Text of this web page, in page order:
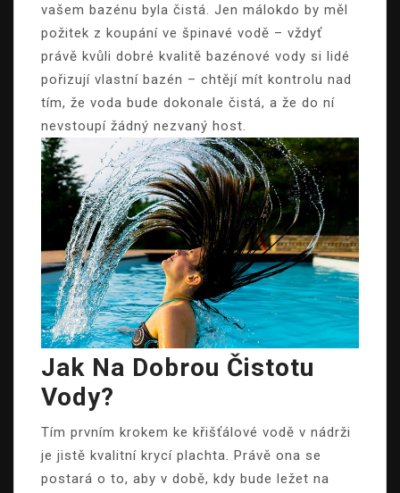
vašem bazénu byla čistá. Jen málokdo by měl
požitek z koupání ve špinavé vodě – vždyť
právě kvůli dobré kvalitě bazénové vody si lidé
pořizují vlastní bazén – chtějí mít kontrolu nad
tím, že voda bude dokonale čistá, a že do ní
nevstoupí žádný nezvaný host.
Jak Na Dobrou Čistotu
Vody?
Tím prvním krokem ke křišťálové vodě v nádrži
je jistě kvalitní krycí plachta. Právě ona se
postará o to, aby v době, kdy bude ležet na